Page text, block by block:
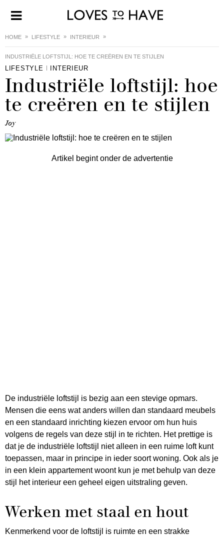
HOME LIFESTYLE INTERIEUR
INDUSTRIËLE LOFTSTIJL: HOE TE CREËREN EN TE STIJLEN
LIFESTYLE INTERIEUR
Industriële loftstijl: hoe
te creëren en te stijlen
Joy
Artikel begint onder de advertentie
De industriële loftstijl is bezig aan een stevige opmars.
Mensen die eens wat anders willen dan standaard meubels
en een standaard inrichting kiezen ervoor om hun huis
volgens de regels van deze stijl in te richten. Het prettige is
dat je de industriële loftstijl niet alleen in een ruime loft kunt
toepassen, maar in principe in ieder soort woning. Ook als je
in een klein appartement woont kun je met behulp van deze
stijl het interieur een geheel eigen uitstraling geven.
Werken met staal en hout
Kenmerkend voor de loftstijl is ruimte en een strakke